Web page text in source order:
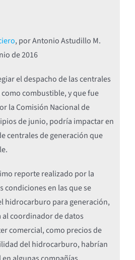
, por Antonio Astudillo M.
de 2016
el despacho de las centrales
combustible, y que fue
la Comisión Nacional de
de junio, podría impactar en
centrales de generación que
reporte realizado por la
condiciones en las que se
hidrocarburo para generación,
al coordinador de datos
comercial, como precios de
del hidrocarburo, habrían